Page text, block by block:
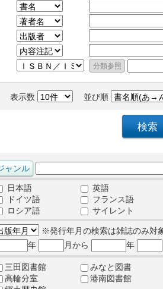
表示数 並び順
日本語
英語
ドイツ語
フランス語
ロシア語
サイレント
※発行年月の検索は雑誌のみ対
年
月から 年
三田図書館
みなと図書
高輪分室
港南図書館